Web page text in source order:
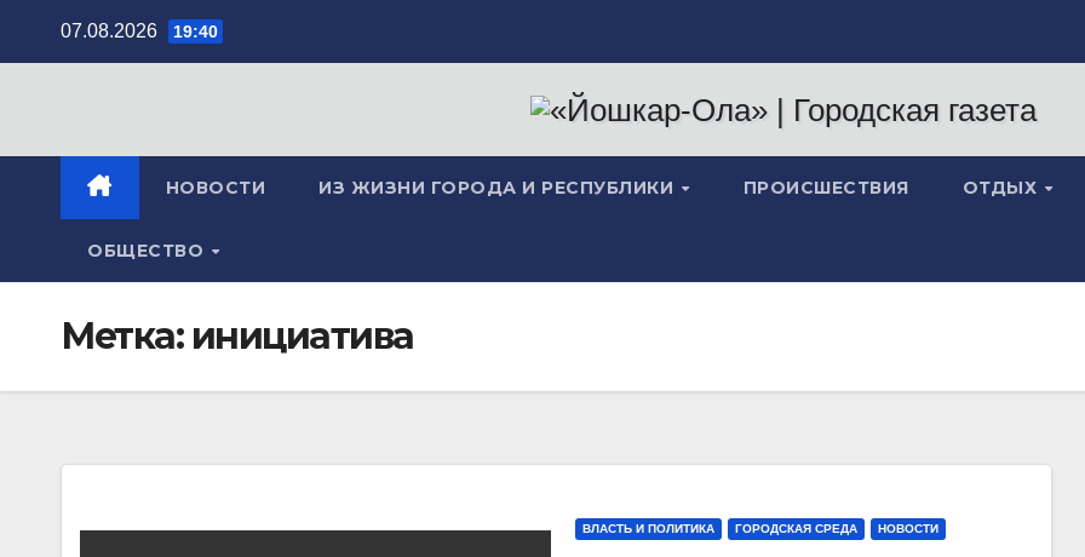
07.08.2026 19:40
НОВОСТИ ИЗ ЖИЗНИ ГОРОДА И РЕСПУБЛИКИ ПРОИСШЕСТВИЯ ОТДЫХ
ОБЩЕСТВО
Метка: инициатива
ВЛАСТЬ И ПОЛИТИКА ГОРОДСКАЯ СРЕДА НОВОСТИ